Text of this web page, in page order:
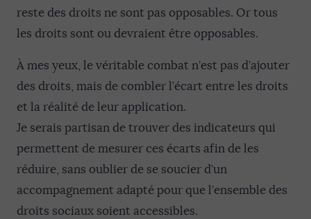
reste des droits ne sont pas opposables. Or tous
les droits sont ou devraient être opposables.
À mes yeux, le véritable combat n’est pas d’ajouter
des droits, mais de combler l’écart entre les droits
et la réalité de leur application.
Je serais partisan de trouver des indicateurs qui
permettent de mesurer ces écarts afin de les
réduire, sans oublier de se soucier d’un
accompagnement adapté pour que l’ensemble des
droits sociaux soient accessibles.